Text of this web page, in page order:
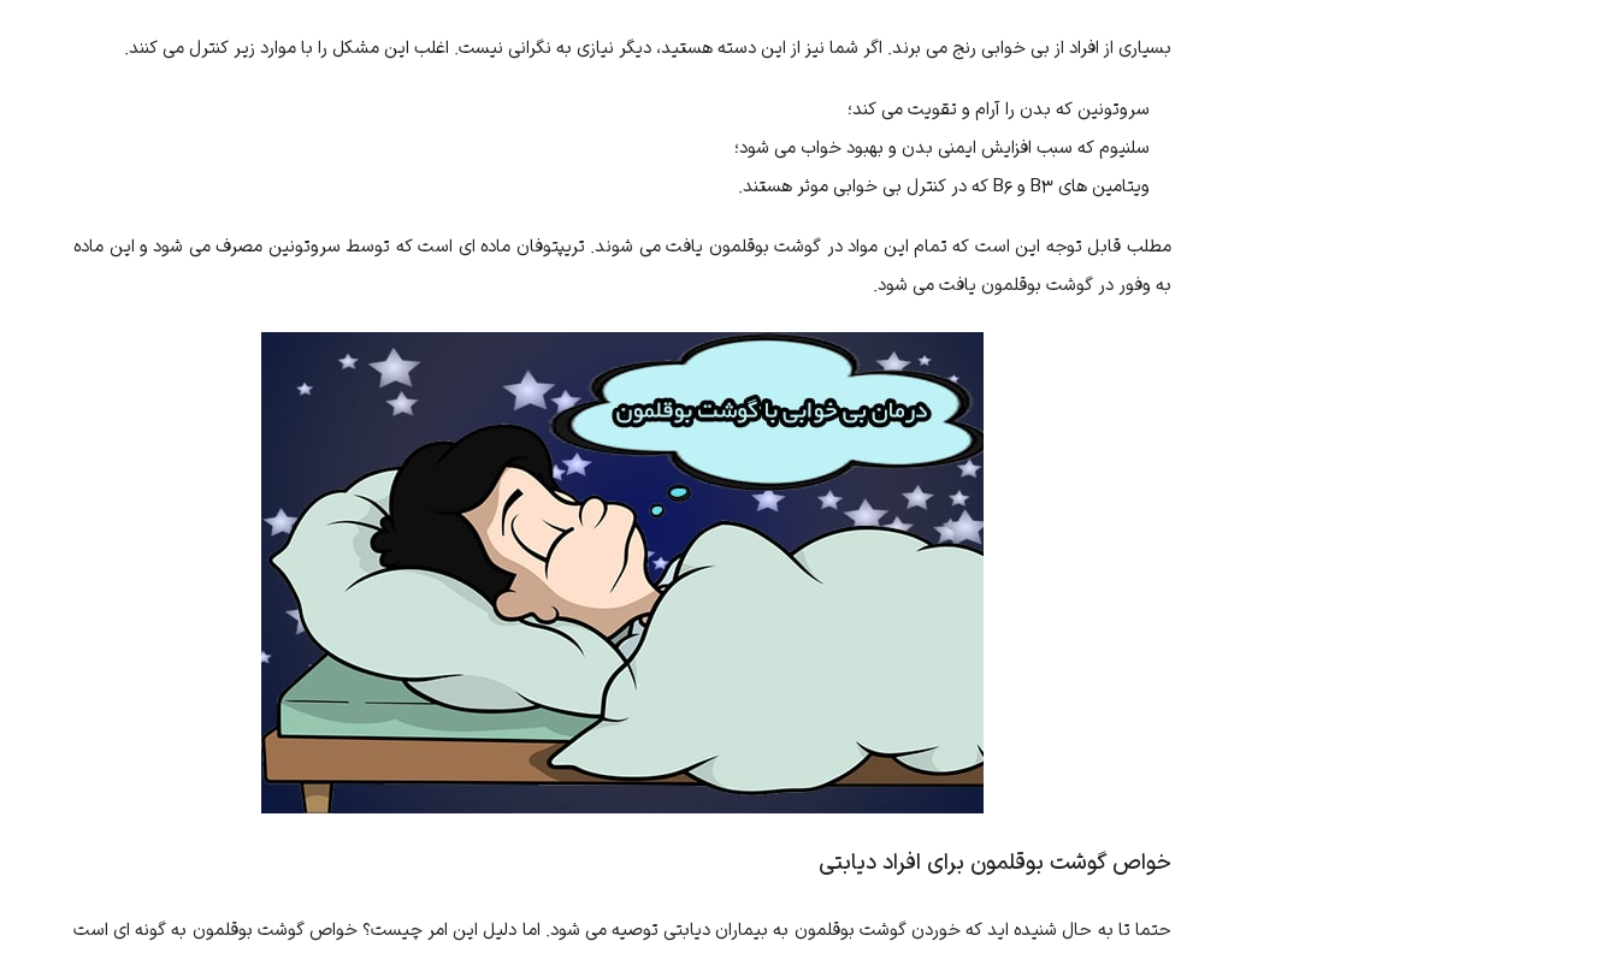
بسیاری از افراد از بی خوابی رنج می برند. اگر شما نیز از این دسته هستید، دیگر نیازی به نگرانی نیست. اغلب این مشکل را با موارد زیر کنترل می کنند.
سروتونین که بدن را آرام و تقویت می کند؛
سلنیوم که سبب افزایش ایمنی بدن و بهبود خواب می شود؛
ویتامین های B3 و B6 که در کنترل بی خوابی موثر هستند.
مطلب قابل توجه این است که تمام این مواد در گوشت بوقلمون یافت می شوند. تریپتوفان ماده ای است که توسط سروتونین مصرف می شود و این ماده
به وفور در گوشت بوقلمون یافت می شود.
خواص گوشت بوقلمون برای افراد دیابتی
حتما تا به حال شنیده اید که خوردن گوشت بوقلمون به بیماران دیابتی توصیه می شود. اما دلیل این امر چیست؟ خواص گوشت بوقلمون به گونه ای است